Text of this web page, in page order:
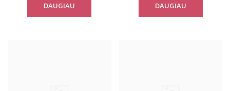
DAUGIAU DAUGIAU